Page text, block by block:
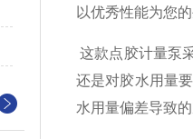
以优秀性能为您
这款点胶计量泵
还是对胶水用量
水用量偏差导致